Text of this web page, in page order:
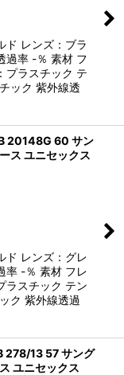
ド レンズ：ブラ
過率 -％ 素材 フ
プラスチック テ
ック 紫外線透
20148G 60 サン
ス ユニセックス
ド レンズ：グレ
率 -％ 素材 フレ
ラスチック テン
ク 紫外線透過
278/13 57 サング
ユニセックス